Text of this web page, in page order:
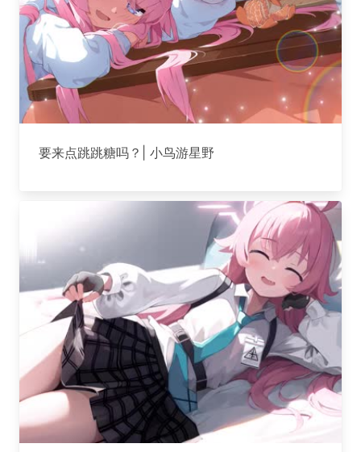
要来点跳跳糖吗？| 小鸟游星野